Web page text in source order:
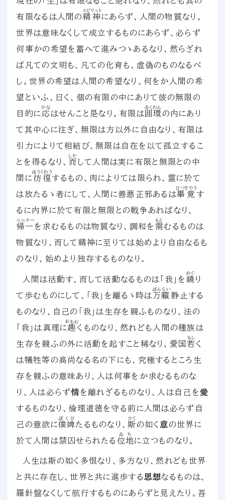
有限なるは人間の精神
スピリット
にあらず、人間の物質なり。
世界は意味なくして成立するものにあらず、必らず
何事かの希望を蓄へて進みつゝあるなり、然らざれ
ば凡ての文明も、凡ての化育も、虚偽のものなるべ
し。世界の希望は人間の希望なり、何をか人間の希
望といふ、曰く、個の有限の中にありて彼の無限の
目的に応
かな
はせんこと是なり。有限は囲環
ゐくわん
の内にあり
て其中心に注ぎ、無限は方以外に自由なり、有限は
引力によりて相結び、無限は自在を以て孤立するこ
とを得るなり、 而
しか
して人間は実に有限と無限との中
間に彷徨
はうくわう
するもの、肉によりては限られ、霊に於て
は放たるゝ者にして、人間に善悪正邪あるは畢竟
ひつきやう
す
るに内界に於て有限と無限との戦争あればなり、
帰一
ユニチー
を求むるものは物質なり、調和を 需
もと
むるものは
物質なり、而して精神に至りては始めより自由なるも
のなり、始めより独存するものなり。
人間は活動す、而して活動なるものは「我」を 繞
めぐ
り
て歩むものにして、「我」を離るゝ時は万籟
ばんらい
静止する
ものなり、自己の「我」は生存を競ふものなり、法の
「我」は真理に趣
おもむ
くものなり、然れども人間の種族は
生存を競ふの外に活動を起すこと稀なり、愛国若
もし
く
は犠牲等の高尚なる名の下にも、究極するところ生
存を競ふの意味あり、人は何事をか求むるものな
り、人は必らず情を離れざるものなり、人は自己を愛
するものなり、倫理道徳を守る前に人間は必らず自
己の意欲に僕婢
ぼくひ
たるものなり、斯
かく
の如く 意の世界に
於て人間は禁囚せられたる 位地
ゐち
に立つものなり。
人生は斯の如く多恨なり、多方なり、然れども世界
と共に存在し、世界と共に進歩する思想なるものは、
羅針盤なくして航行するものにあらずと見えたり。吾